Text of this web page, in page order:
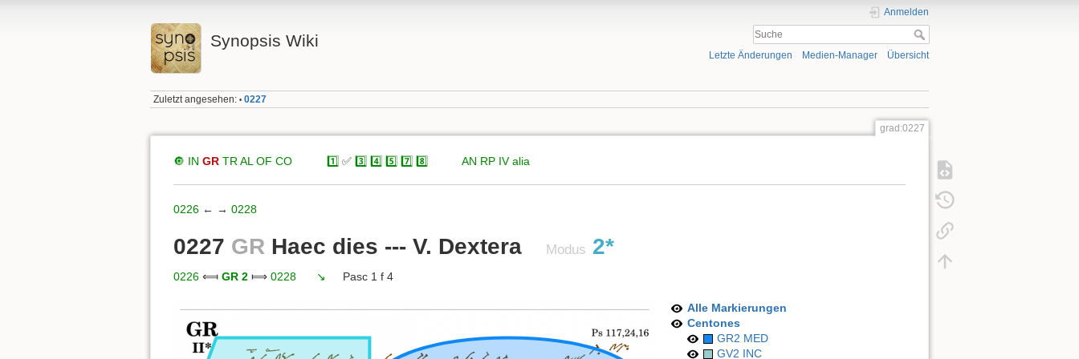
Synopsis Wiki
Anmelden
Letzte Änderungen Medien-Manager Übersicht
Zuletzt angesehen: • 0227
grad:0227
🔘 IN GR TR AL OF CO 1️⃣ ✅ 3️⃣ 4️⃣ 5️⃣ 7️⃣ 8️⃣ AN RP IV alia
0226 ← → 0228
0227 GR Haec dies --- V. Dextera Modus 2*
0226 ⟽ GR 2 ⟾ 0228 ↘️ Pasc 1 f 4
Alle Markierungen
Centones
GR2 MED
GV2 INC